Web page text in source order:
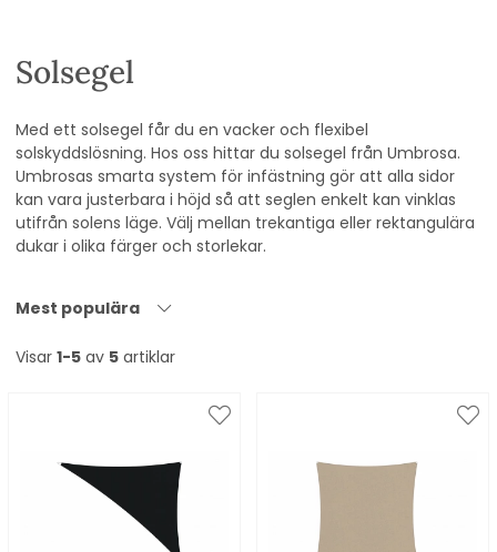
Solsegel
Med ett solsegel får du en vacker och flexibel
solskyddslösning. Hos oss hittar du solsegel från Umbrosa.
Umbrosas smarta system för infästning gör att alla sidor
kan vara justerbara i höjd så att seglen enkelt kan vinklas
utifrån solens läge. Välj mellan trekantiga eller rektangulära
dukar i olika färger och storlekar.
Mest populära
Visar 1-5 av 5 artiklar